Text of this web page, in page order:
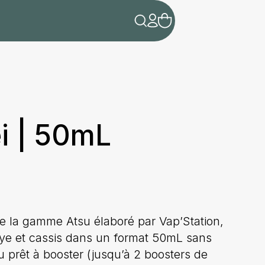
| 50mL
la gamme Atsu élaboré par Vap’Station,
et cassis dans un format 50mL sans
prêt à booster (jusqu’à 2 boosters de